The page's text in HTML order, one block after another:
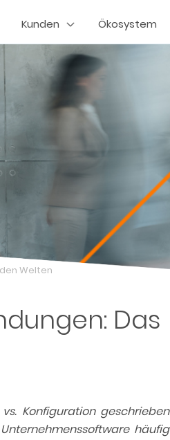
Kunden Ökosystem
Welten
Das
Konfiguration geschrieben
häufig